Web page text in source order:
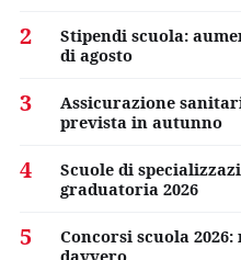
2
Stipendi scuola:
di agosto
3
Assicurazione
prevista in autunno
4
Scuole di
graduatoria 2026
5
Concorsi scuola
davvero